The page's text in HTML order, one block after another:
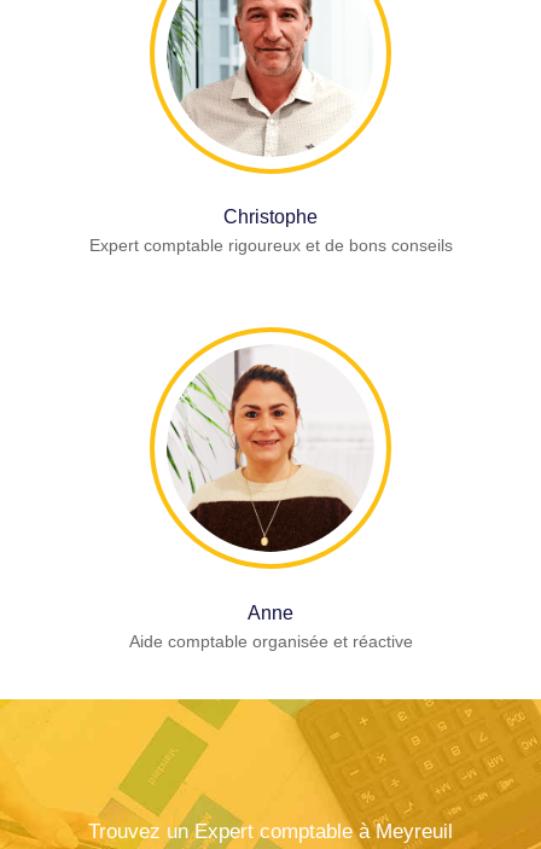
Christophe
Expert comptable rigoureux et de bons conseils
Anne
Aide comptable organisée et réactive
Trouvez un Expert comptable à Meyreuil